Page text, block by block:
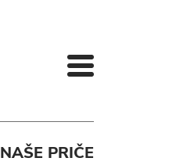
NAŠE PRIČE